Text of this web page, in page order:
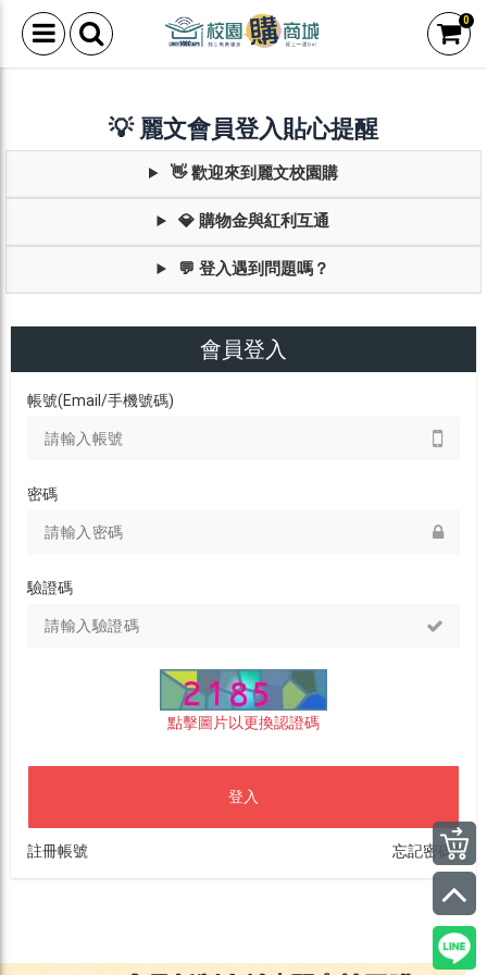
0
💡 麗文會員登入貼心提醒
👋 歡迎來到麗文校園購
💎 購物金與紅利互通
💬 登入遇到問題嗎？
會員登入
帳號(Email/手機號碼)
密碼
驗證碼
點擊圖片以更換認證碼
登入
註冊帳號 忘記密碼?